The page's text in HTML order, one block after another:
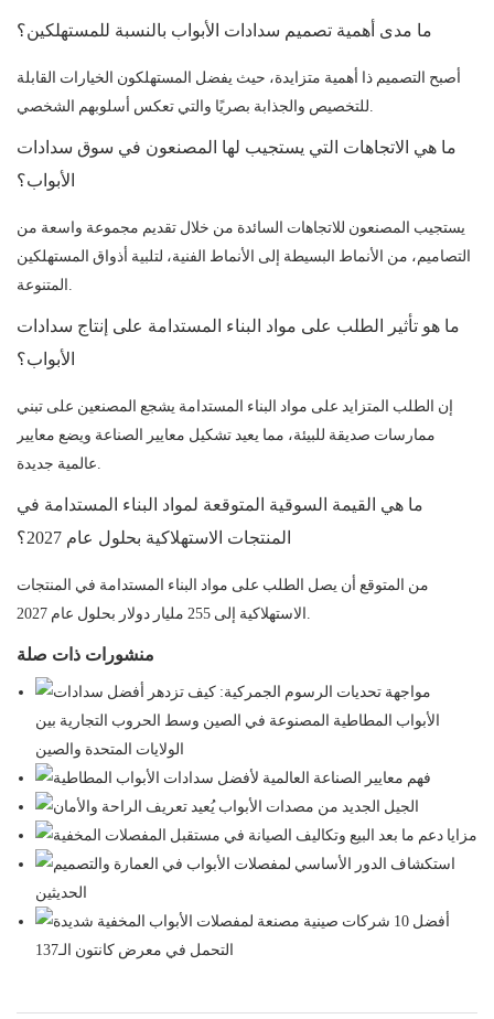
ما مدى أهمية تصميم سدادات الأبواب بالنسبة للمستهلكين؟
أصبح التصميم ذا أهمية متزايدة، حيث يفضل المستهلكون الخيارات القابلة
للتخصيص والجذابة بصريًا والتي تعكس أسلوبهم الشخصي.
ما هي الاتجاهات التي يستجيب لها المصنعون في سوق سدادات
الأبواب؟
يستجيب المصنعون للاتجاهات السائدة من خلال تقديم مجموعة واسعة من
التصاميم، من الأنماط البسيطة إلى الأنماط الفنية، لتلبية أذواق المستهلكين
المتنوعة.
ما هو تأثير الطلب على مواد البناء المستدامة على إنتاج سدادات
الأبواب؟
إن الطلب المتزايد على مواد البناء المستدامة يشجع المصنعين على تبني
ممارسات صديقة للبيئة، مما يعيد تشكيل معايير الصناعة ويضع معايير
عالمية جديدة.
ما هي القيمة السوقية المتوقعة لمواد البناء المستدامة في
المنتجات الاستهلاكية بحلول عام 2027؟
من المتوقع أن يصل الطلب على مواد البناء المستدامة في المنتجات
الاستهلاكية إلى 255 مليار دولار بحلول عام 2027.
منشورات ذات صلة